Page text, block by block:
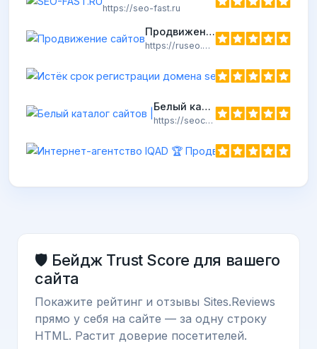
https://seo-fast.ru
Продвижение сайтов
https://ruseo.org
Истёк срок
https://
Белый каталог сайтов |
https://seoca.ru
🛡️ Бейдж Trust Score для вашего
сайта
Покажите рейтинг и отзывы Sites.Reviews
прямо у себя на сайте — за одну строку
HTML. Растит доверие посетителей.